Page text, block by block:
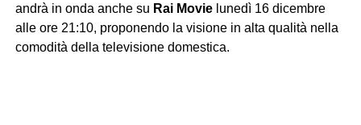
andrà in onda anche su Rai Movielunedì 16 dicembre
alle ore 21:10, proponendo la visione in alta qualità nella
comodità della televisione domestica.